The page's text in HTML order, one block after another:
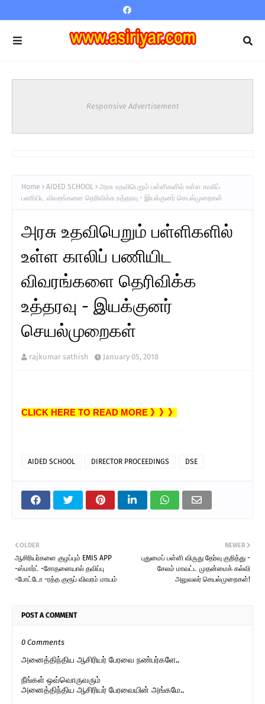
Responsive Advertisement
Home AIDED SCHOOL
அரசு உதவிபெறும் பள்ளிகளில் உள்ள காலிப்
பணியிட விவரங்களை தெரிவிக்க உத்தரவு - இயக்குனர் செயல்முறைகள்
அரசு உதவிபெறும் பள்ளிகளில்
உள்ள காலிப் பணியிட
விவரங்களை தெரிவிக்க
உத்தரவு - இயக்குனர்
செயல்முறைகள்
rajkumar sathish January 05, 2018
CLICK HERE TO READ MORE 》》》
AIDED SCHOOL DIRECTOR PROCEEDINGS DSE
NEWER
புதுமைப் பள்ளி விருது தேர்வு குறித்து -
சேலம் மாவட்ட முதன்மைக் கல்வி
அலுவலர் செயல்முறைகள்!
OLDER
ஆசிரியர்களை குழப்பும் EMIS APP
-ஸ்மார்ட் -சோதனையால் தவிப்பு
-போட்டோ -ரத்த குரூப் விவரம் மாயம்
POST A COMMENT
0 Comments
அனைத்திந்திய ஆசிரியர் பேரவை நண்பர்களே..
நீங்கள் ஒவ்வொருவரும்
அனைத்திந்திய ஆசிரியர் பேரவையின் அங்கமே..